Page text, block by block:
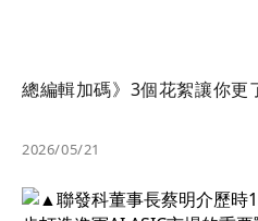
總編輯加碼》3個花絮讓你更
2026/05/21